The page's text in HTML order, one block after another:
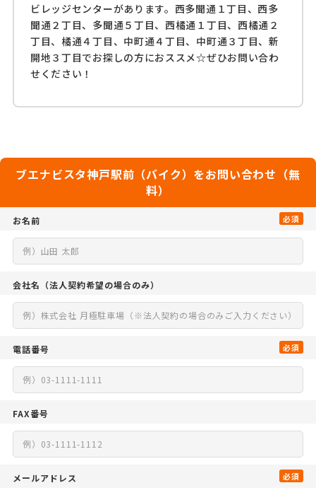
ビレッジセンターがあります。西多聞通１丁目、西多
聞通２丁目、多聞通５丁目、西橘通１丁目、西橘通２
丁目、橘通４丁目、中町通４丁目、中町通３丁目、新
開地３丁目でお探しの方におススメ☆ぜひお問い合わ
せください！
ブエナビスタ神戸駅前（バイク）をお問い合わせ（無
料）
お名前 必須
会社名 （法人契約希望の場合のみ）
電話番号 必須
FAX番号
メールアドレス 必須